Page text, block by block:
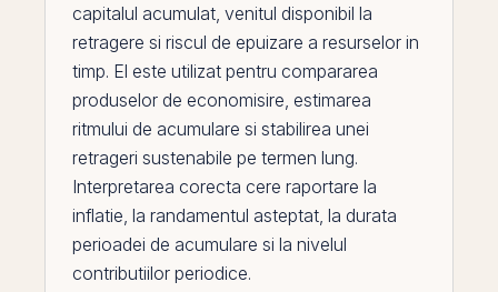
capitalul acumulat, venitul disponibil la
retragere si riscul de epuizare a resurselor in
timp. El este utilizat pentru compararea
produselor de economisire, estimarea
ritmului de acumulare si stabilirea unei
retrageri sustenabile pe termen lung.
Interpretarea corecta cere raportare la
inflatie, la randamentul asteptat, la durata
perioadei de acumulare si la nivelul
contributiilor periodice.